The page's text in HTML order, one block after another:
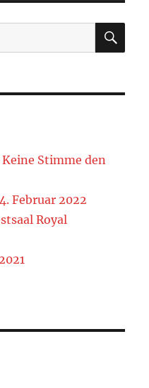
Stimme den
Februar 2022
Royal